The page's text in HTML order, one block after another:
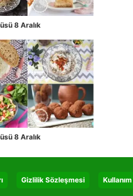
8 Aralık
8 Aralık
Gizlilik Sözleşmesi